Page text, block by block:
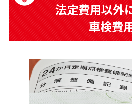
法定費用以外
車検費